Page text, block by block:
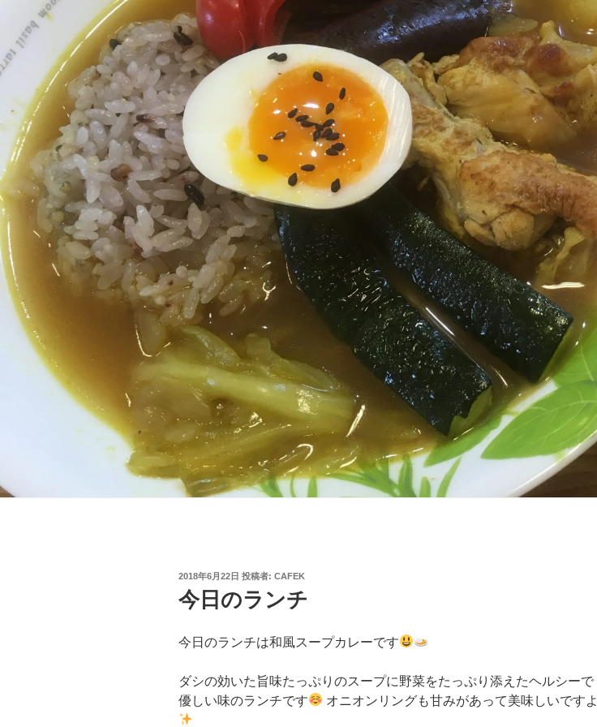
投
日:
2018年6月22日 投稿者: CAFEK
今日のランチ
今日のランチは和風スープカレーです
ダシの効いた旨味たっぷりのスープに野菜をたっぷり添えたヘルシーで
優しい味のランチです
オニオンリングも甘みがあって美味しいですよ